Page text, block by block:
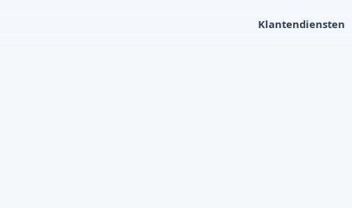
Klantendiensten